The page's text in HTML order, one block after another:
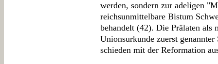
werden, sondern zur adeligen
reichsunmittelbare Bistum
behandelt (42). Die Prälaten als
Unionsurkunde zuerst
schieden mit der Reformation